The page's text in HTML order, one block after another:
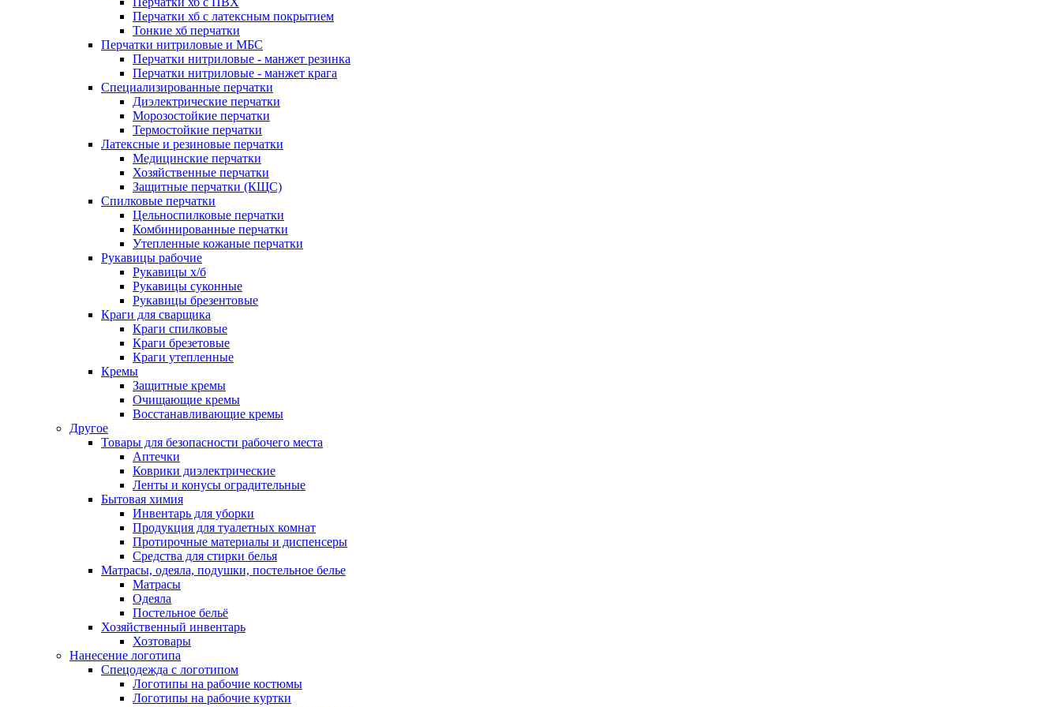
Перчатки хб с латексным покрытием
Тонкие хб перчатки
Перчатки нитриловые и МБС
Перчатки нитриловые - манжет резинка
Перчатки нитриловые - манжет крага
Специализированные перчатки
Диэлектрические перчатки
Морозостойкие перчатки
Термостойкие перчатки
Латексные и резиновые перчатки
Медицинские перчатки
Хозяйственные перчатки
Защитные перчатки (КЩС)
Спилковые перчатки
Цельноспилковые перчатки
Комбинированные перчатки
Утепленные кожаные перчатки
Рукавицы рабочие
Рукавицы х/б
Рукавицы суконные
Рукавицы брезентовые
Краги для сварщика
Краги спилковые
Краги брезетовые
Краги утепленные
Кремы
Защитные кремы
Очищающие кремы
Восстанавливающие кремы
Другое
Товары для безопасности рабочего места
Аптечки
Коврики диэлектрические
Ленты и конусы оградительные
Бытовая химия
Инвентарь для уборки
Продукция для туалетных комнат
Протирочные материалы и диспенсеры
Средства для стирки белья
Матрасы, одеяла, подушки, постельное белье
Матрасы
Одеяла
Постельное бельё
Хозяйственный инвентарь
Хозтовары
Нанесение логотипа
Спецодежда с логотипом
Логотипы на рабочие костюмы
Логотипы на рабочие куртки